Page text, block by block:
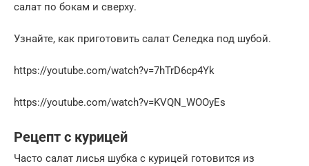
салат по бокам и сверху.
Узнайте, как приготовить салат Селедка под шубой.
https://youtube.com/watch?v=7hTrD6cp4Yk
https://youtube.com/watch?v=KVQN_WOOyEs
Рецепт с курицей
Часто салат лисья шубка с курицей готовится из